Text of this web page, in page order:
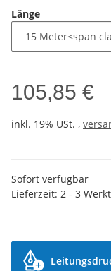
Länge
105,85 €
inkl. 19% USt. ,
Sofort verfügbar
Lieferzeit: 2 - 3